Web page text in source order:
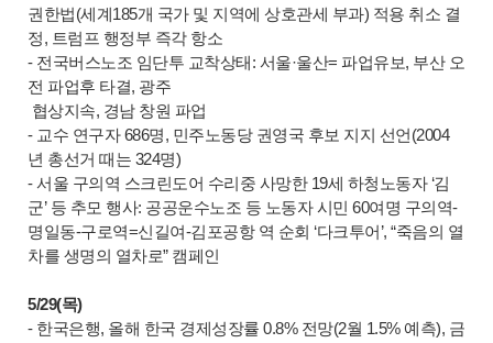
권한법(세계185개 국가 및 지역에 상호관세 부과) 적용 취소 결
정, 트럼프 행정부 즉각 항소
- 전국버스노조 임단투 교착상태: 서울·울산= 파업유보, 부산 오
전 파업후 타결, 광주
협상지속, 경남 창원 파업
- 교수 연구자 686명, 민주노동당 권영국 후보 지지 선언(2004
년 총선거 때는 324명)
- 서울 구의역 스크린도어 수리중 사망한 19세 하청노동자 ‘김
군’ 등 추모 행사: 공공운수노조 등 노동자 시민 60여명 구의역-
명일동-구로역=신길여-김포공항 역 순회 ‘다크투어’, “죽음의 열
차를 생명의 열차로” 캠페인
5/29(목)
- 한국은행, 올해 한국 경제성장률 0.8% 전망(2월 1.5% 예측), 금